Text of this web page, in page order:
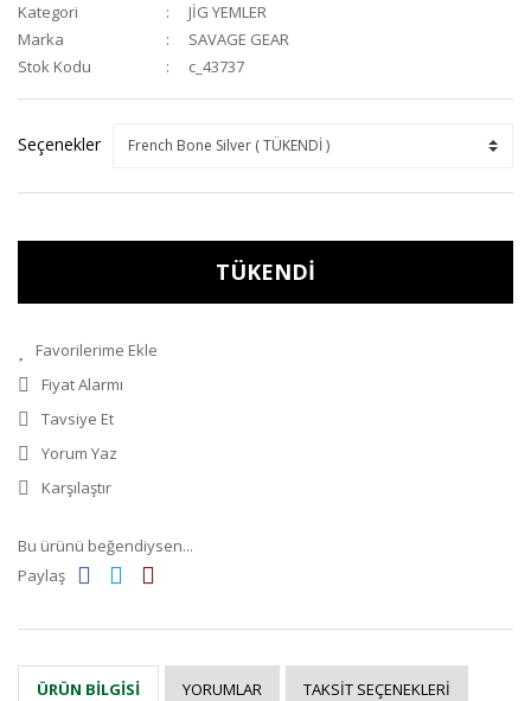
Kategori
JİG YEMLER
Marka
SAVAGE GEAR
Stok Kodu
c_43737
Seçenekler
TÜKENDİ
Fiyat Alarmı
Tavsiye Et
Yorum Yaz
Karşılaştır
Bu ürünü beğendiysen...
Paylaş
ÜRÜN BILGISI YORUMLAR TAKSIT SEÇENEKLERI